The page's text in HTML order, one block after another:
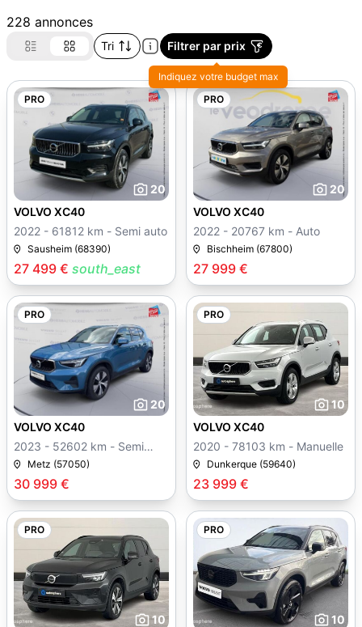
228 annonces
Tri Filtrer par prix
Indiquez votre budget max
PRO
20
27 499 € south_east
VOLVO XC40
2022 - 61812 km - Semi auto
Sausheim (68390)
PRO
20
27 999 €
VOLVO XC40
2022 - 20767 km - Auto
Bischheim (67800)
PRO
20
30 999 €
VOLVO XC40
2023 - 52602 km - Semi
autoMetz (57050)
PRO
10
23 999 €
VOLVO XC40
2020 - 78103 km - Manuelle
Dunkerque (59640)
PRO
10
PRO
10